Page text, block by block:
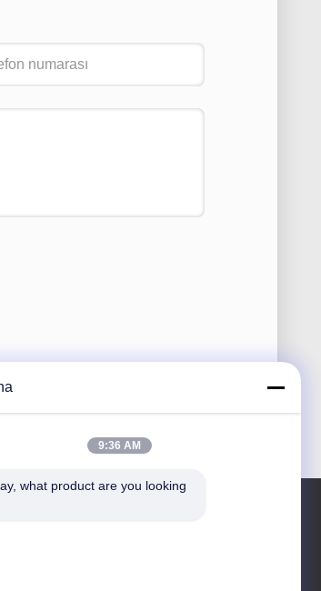
9:36 AM
what product are you looking